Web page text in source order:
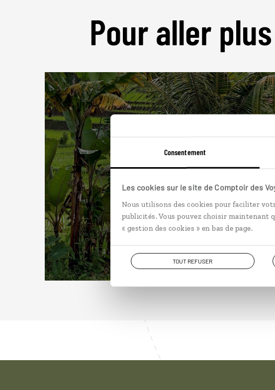
Consentement
Les cookies sur le site de Comptoir des
Nous utilisons des cookies pour faciliter
publicités. Vous pouvez choisir maintenant
« gestion des cookies » en bas de page.
TOUT REFUSER
Pour aller